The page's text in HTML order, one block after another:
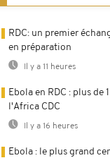
RDC: un premier
en préparation
Il y a 11 heures
Ebola en RDC : plus
l'Africa CDC
Il y a 16 heures
Ebola : le plus grand